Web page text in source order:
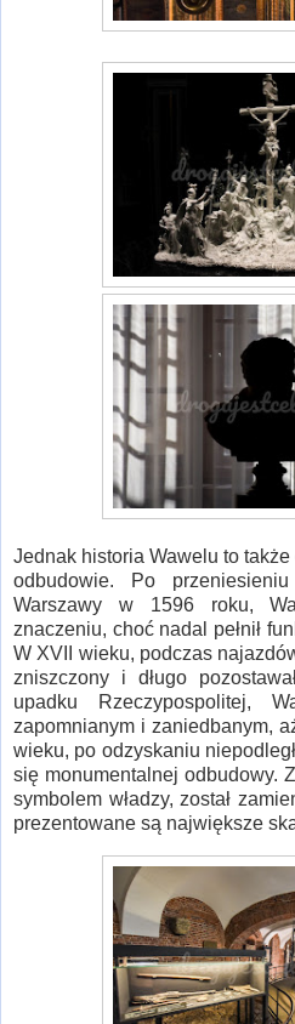
Jednak historia Wawelu to
odbudowie. Po
Warszawy w 1596 roku,
znaczeniu, choć nadal pełnił
W XVII wieku, podczas
zniszczony i długo
upadku Rzeczypospolitej,
zapomnianym i zaniedbanym,
wieku, po odzyskaniu
się monumentalnej odbudowy.
symbolem władzy, został
prezentowane są największe